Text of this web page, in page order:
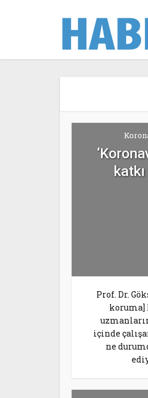
Prof. Dr.
koruma]
içinde
ne